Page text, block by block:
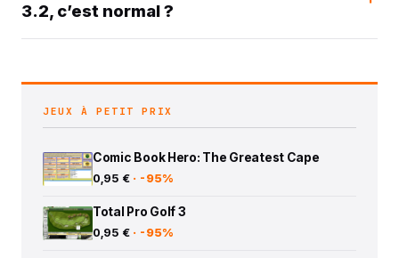
3.2, c’est normal ?
JEUX À PETIT PRIX
Comic Book Hero: The Greatest Cape
0,95 € · -95%
Total Pro Golf 3
0,95 € · -95%